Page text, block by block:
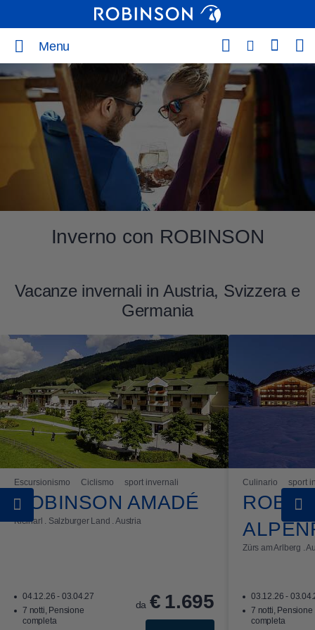
Menu
Inverno con ROBINSON
Vacanze invernali in Austria, Svizzera e
Germania
Escursionismo Ciclismo sport invernali
ROBINSON AMADÉ
Kleinarl . Salzburger Land . Austria
04.12.26 - 03.04.27
7 notti, Pensione
completa
da € 1.695
Culinario sport
Zürs am Arlberg .
03.12.26 -
7 notti, Pensione
completa